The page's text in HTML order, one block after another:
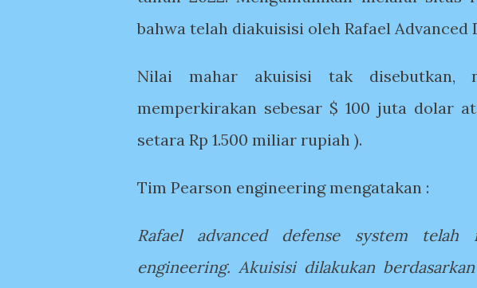
bahwa telah diakuisisi oleh Rafael Advanced
Nilai mahar akuisisi tak disebutkan,
memperkirakan sebesar $ 100 juta dolar
setara Rp 1.500 miliar rupiah ).
Tim Pearson engineering mengatakan :
Rafael advanced defense system telah
engineering. Akuisisi dilakukan